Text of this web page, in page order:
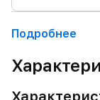
Подробнее